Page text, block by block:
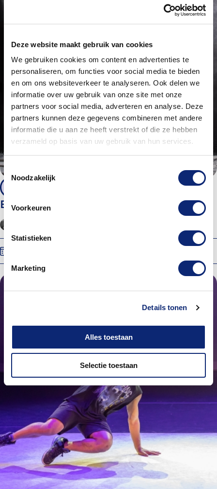
Deze website maakt gebruik van cookies
We gebruiken cookies om content en advertenties te
personaliseren, om functies voor social media te bieden
en om ons websiteverkeer te analyseren. Ook delen we
informatie over uw gebruik van onze site met onze
partners voor social media, adverteren en analyse. Deze
partners kunnen deze gegevens combineren met andere
informatie die u aan ze heeft verstrekt of die ze hebben
verzameld op basis van uw gebruik van hun services.
Toestemmingsselectie
Noodzakelijk
Voorkeuren
Statistieken
Marketing
Details tonen
Alles toestaan
Selectie toestaan
Ballet 14+